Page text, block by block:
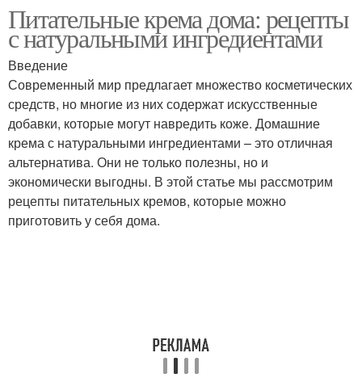
Домашний крем Крем в зависимости
Крем без
использования
Белковый крем
Крем для торта Заварной крем
Питательные крема дома: рецепты
с натуральными ингредиентами
Введение
Современный мир предлагает множество косметических
средств, но многие из них содержат искусственные
добавки, которые могут навредить коже. Домашние
крема с натуральными ингредиентами – это отличная
альтернатива. Они не только полезны, но и
экономически выгодны. В этой статье мы рассмотрим
рецепты питательных кремов, которые можно
приготовить у себя дома.